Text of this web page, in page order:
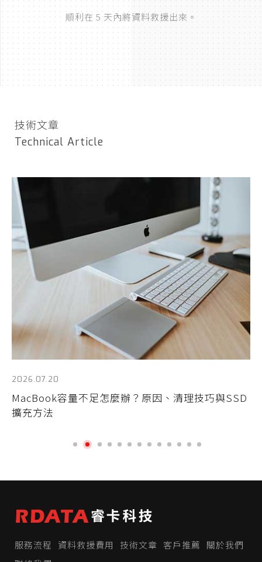
順利在 5 天內將資料救援出來。
技術文章
Technical Article
2026.07.20
MacBook容量不足怎麼辦？原因、清理技巧與SSD
擴充方法
服務流程 資料救援費用 技術文章 客戶推薦
關於我們